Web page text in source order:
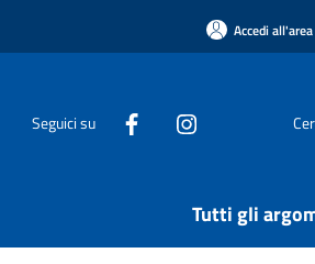
Accedi
Seguici su
Tutti gli